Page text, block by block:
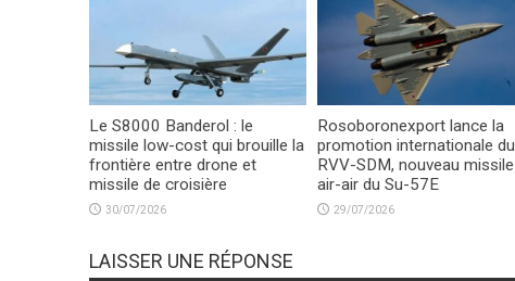
Le S8000 Banderol : le
missile low-cost qui brouille la
frontière entre drone et
missile de croisière
30/07/2026
Rosoboronexport lance la
promotion internationale du
RVV-SDM, nouveau missile
air-air du Su-57E
29/07/2026
LAISSER UNE RÉPONSE